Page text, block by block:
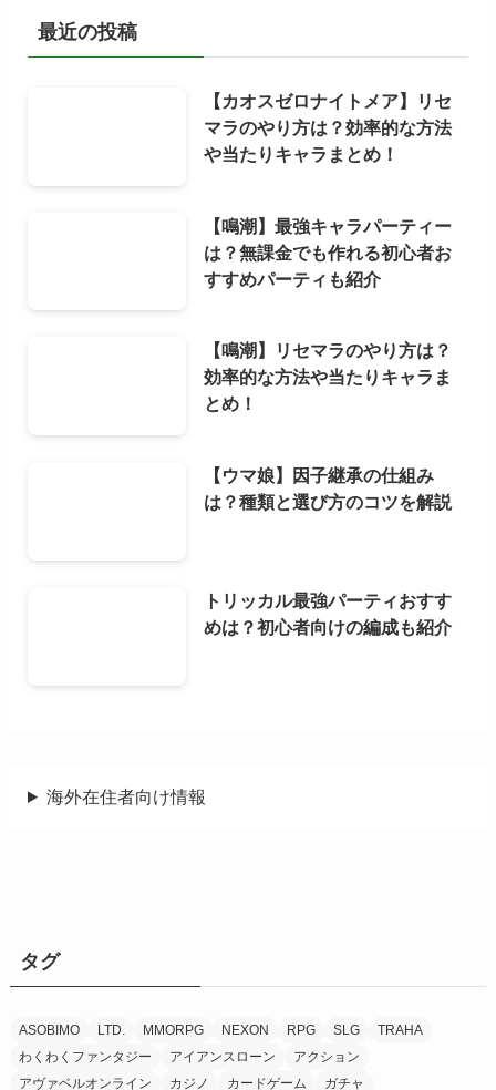
最近の投稿
【カオスゼロナイトメア】リセ
マラのやり方は？効率的な方法
や当たりキャラまとめ！
【鳴潮】最強キャラパーティー
は？無課金でも作れる初心者お
すすめパーティも紹介
【鳴潮】リセマラのやり方は？
効率的な方法や当たりキャラま
とめ！
【ウマ娘】因子継承の仕組み
は？種類と選び方のコツを解説
トリッカル最強パーティおすす
めは？初心者向けの編成も紹介
海外在住者向け情報
タグ
ASOBIMO LTD. MMORPG NEXON RPG SLG
TRAHA
わくわくファンタジー
アイアンスローン
アクション
アヴァベルオンライン
カジノ カードゲーム ガチャ